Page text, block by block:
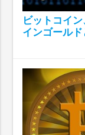
ビットコイ
インゴールド